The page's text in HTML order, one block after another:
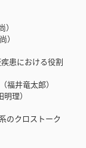
患における役割
井竜太郎）
理）
のクロストーク